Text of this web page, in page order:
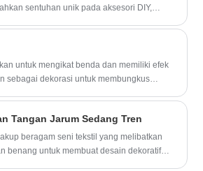
sentuhan unik pada aksesori DIY,
untuk mengikat benda dan memiliki efek
sebagai dekorasi untuk membungkus
Tangan Jarum Sedang Tren
beragam seni tekstil yang melibatkan
benang untuk membuat desain dekoratif